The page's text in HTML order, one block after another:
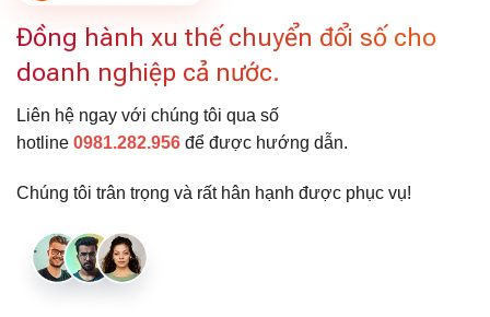
Đồng hành xu thế chuyển đổi số cho
doanh nghiệp cả nước.
Liên hệ ngay với chúng tôi qua số
hotline 0981.282.956 để được hướng dẫn.
Chúng tôi trân trọng và rất hân hạnh được phục vụ!